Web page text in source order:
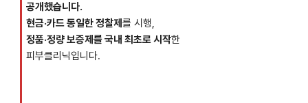
공개했습니다.
현금·카드 동일한 정찰제 를 시행,
정품·정량 보증제를 국내 최초로 시작한
피부클리닉입니다.